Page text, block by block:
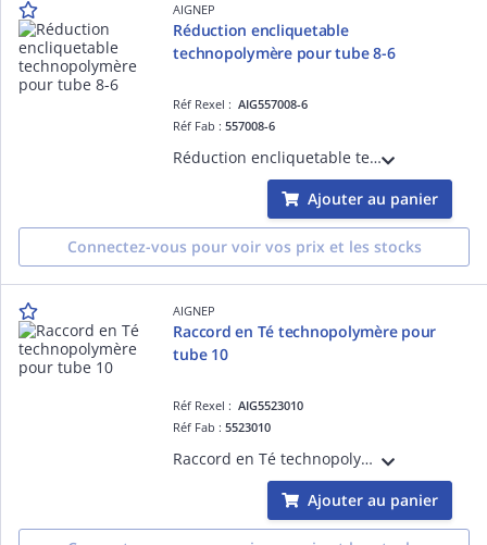
AIGNEP
Réduction encliquetable
technopolymère pour tube 8-6
Réf Rexel :AIG557008-6
Réf Fab :557008-6
Réduction encliquetable technopolymère pour tube 8-6
Ajouter au panier
Connectez-vous pour voir vos prix et les stocks
AIGNEP
Raccord en Té technopolymère pour
tube 10
Réf Rexel :AIG5523010
Réf Fab :5523010
Raccord en Té technopolymère pour tube 10
Ajouter au panier